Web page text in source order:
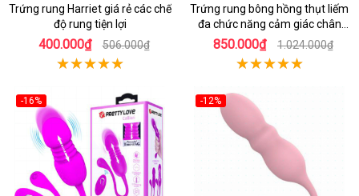
Trứng rung Harriet giá rẻ các chế
độ rung tiện lợi
400.000₫ 506.000₫
Trứng rung bông hồng thụt liếm
đa chức năng cảm giác chân
thật
850.000₫ 1.024.000₫
-16% -12%